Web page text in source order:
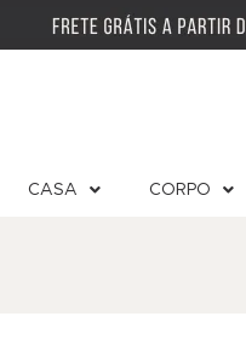
CASA CORPO